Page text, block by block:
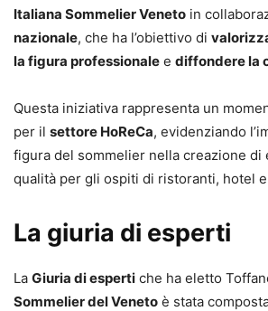
Italiana Sommelier Veneto in
nazionale, che ha l’obiettivo di
la figura professionale e diffondere la
Questa iniziativa rappresenta un
per il settore HoReCa, evidenziando
figura del sommelier nella creazione di
qualità per gli ospiti di ristoranti, hotel
La giuria di esperti
La Giuria di esperti che ha eletto
Sommelier del Veneto è stata